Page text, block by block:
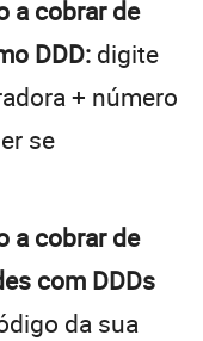
a cobrar de
DDD: digite
+ número
se
a cobrar de
com DDDs
da sua